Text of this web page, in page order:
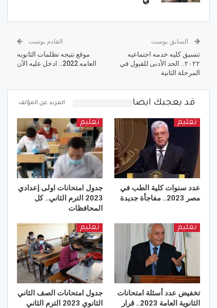
السابق بوست
تنسيق كليه خدمه اجتماعيه
٢٠٢٢.. الحد الأدنى للقبول في
المرحلة الثانية
القادم بوست
موقع نتيجه تظلمات الثانويه
العامه 2022.. ادخل عليه الآن
قد يعجبك ايضا المزيد عن المؤلف
تعليم
عدد سنوات كلية الطب في
مصر 2023.. مفاجأة جديدة
تعليم
جدول امتحانات اولى إعدادي
2023 الترم الثاني.. كل
المحافظات
تعليم
تخفيض عدد أسئلة امتحانات
الثانوية العامة 2023.. قرار
تعليم
جدول امتحانات الصف الثاني
الثانوي 2023 الترم الثاني